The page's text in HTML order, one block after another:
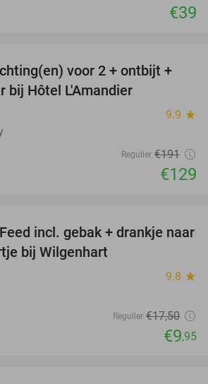
€39
32%
voor 2 + ontbijt +
bij Hôtel L'Amandier
9.9 star
Regulier €191
€129
43%
incl. gebak + drankje naar
bij Wilgenhart
9.8 star
Regulier €17,50
€9,95